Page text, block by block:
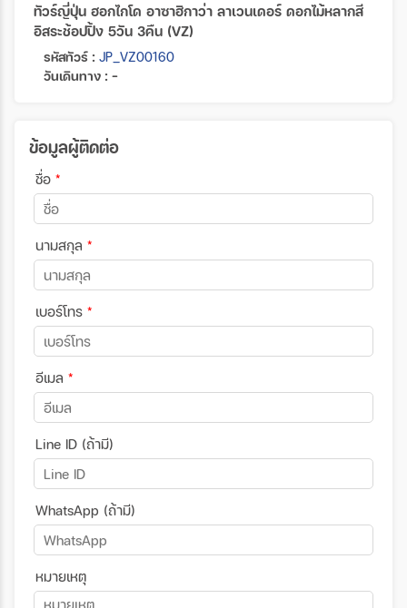
ทัวร์ญี่ปุ่น ฮอกไกโด อาซาฮิกาว่า ลาเวนเดอร์ ดอกไม้หลากสี
อิสระช้อปปิ้ง 5วัน 3คืน (VZ)
รหัสทัวร์ : JP_VZ00160
วันเดินทาง : -
ข้อมูลผู้ติดต่อ
ชื่อ *
นามสกุล *
เบอร์โทร *
อีเมล *
Line ID (ถ้ามี)
WhatsApp (ถ้ามี)
หมายเหตุ